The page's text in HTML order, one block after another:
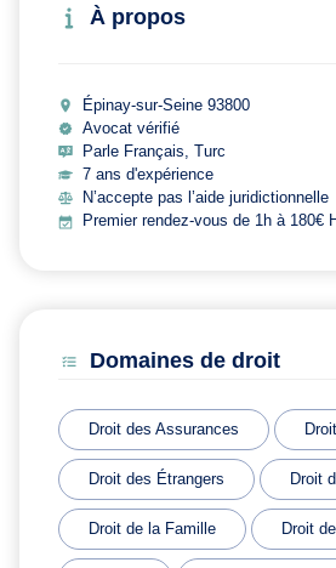
À propos
Épinay-sur-Seine 93800
Avocat vérifié
Parle Français, Turc
7 ans d'expérience
N’accepte pas l’aide juridictionnelle
Premier rendez-vous de 1h à 180€
Domaines de droit
Droit des Assurances
Droit des Étrangers Droit
Droit de la Famille Droit